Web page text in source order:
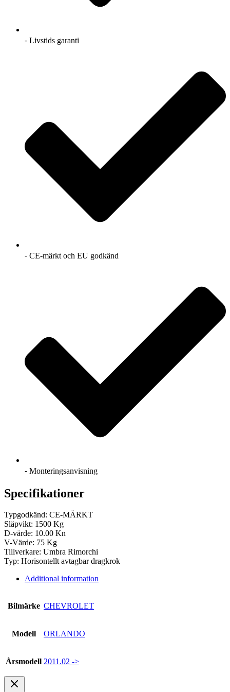
⁃ Livstids garanti
⁃ CE-märkt och EU godkänd
⁃ Monteringsanvisning
Specifikationer
Typgodkänd: CE-MÄRKT
Släpvikt: 1500 Kg
D-värde: 10.00 Kn
V-Värde: 75 Kg
Tillverkare: Umbra Rimorchi
Typ: Horisontellt avtagbar dragkrok
Additional information
Bilmärke CHEVROLET
Modell ORLANDO
Årsmodell 2011.02 ->